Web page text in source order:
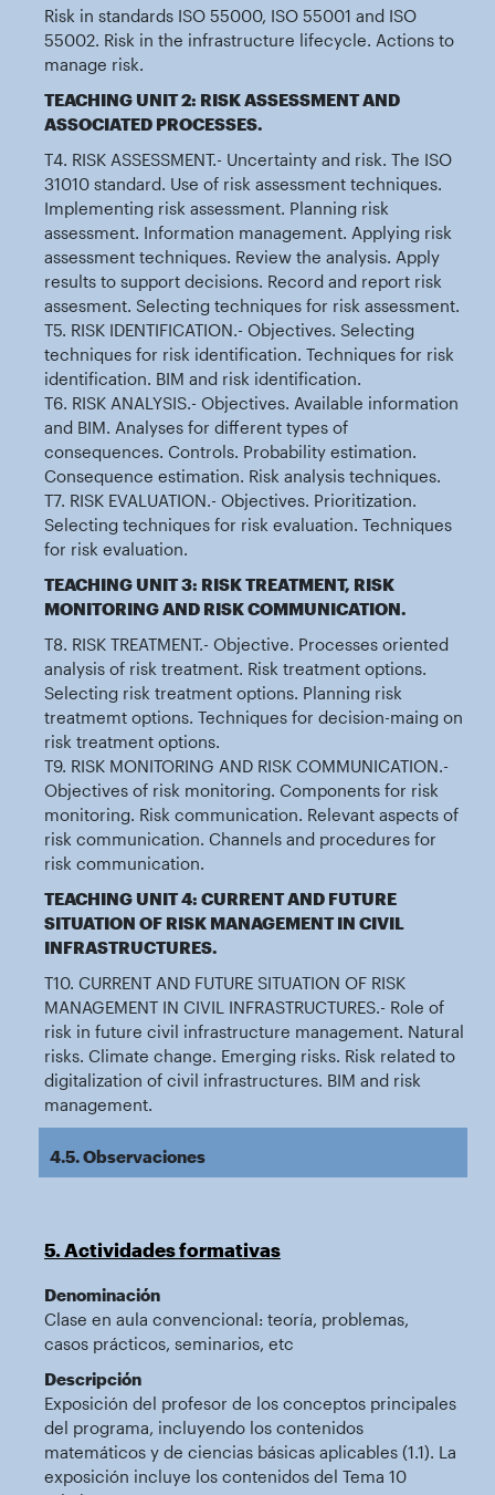
Risk in standards ISO 55000, ISO 55001 and ISO
55002. Risk in the infrastructure lifecycle. Actions to
manage risk.
TEACHING UNIT 2: RISK ASSESSMENT AND
ASSOCIATED PROCESSES.
T4. RISK ASSESSMENT.- Uncertainty and risk. The ISO
31010 standard. Use of risk assessment techniques.
Implementing risk assessment. Planning risk
assessment. Information management. Applying risk
assessment techniques. Review the analysis. Apply
results to support decisions. Record and report risk
assesment. Selecting techniques for risk assessment.
T5. RISK IDENTIFICATION.- Objectives. Selecting
techniques for risk identification. Techniques for risk
identification. BIM and risk identification.
T6. RISK ANALYSIS.- Objectives. Available information
and BIM. Analyses for different types of
consequences. Controls. Probability estimation.
Consequence estimation. Risk analysis techniques.
T7. RISK EVALUATION.- Objectives. Prioritization.
Selecting techniques for risk evaluation. Techniques
for risk evaluation.
TEACHING UNIT 3: RISK TREATMENT, RISK
MONITORING AND RISK COMMUNICATION.
T8. RISK TREATMENT.- Objective. Processes oriented
analysis of risk treatment. Risk treatment options.
Selecting risk treatment options. Planning risk
treatmemt options. Techniques for decision-maing on
risk treatment options.
T9. RISK MONITORING AND RISK COMMUNICATION.-
Objectives of risk monitoring. Components for risk
monitoring. Risk communication. Relevant aspects of
risk communication. Channels and procedures for
risk communication.
TEACHING UNIT 4: CURRENT AND FUTURE
SITUATION OF RISK MANAGEMENT IN CIVIL
INFRASTRUCTURES.
T10. CURRENT AND FUTURE SITUATION OF RISK
MANAGEMENT IN CIVIL INFRASTRUCTURES.- Role of
risk in future civil infrastructure management. Natural
risks. Climate change. Emerging risks. Risk related to
digitalization of civil infrastructures. BIM and risk
management.
4.5. Observaciones
5. Actividades formativas
Denominación
Clase en aula convencional: teoría, problemas,
casos prácticos, seminarios, etc
Descripción
Exposición del profesor de los conceptos principales
del programa, incluyendo los contenidos
matemáticos y de ciencias básicas aplicables (1.1). La
exposición incluye los contenidos del Tema 10